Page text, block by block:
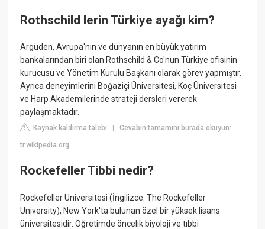
Rothschild lerin Türkiye ayağı kim?
Argüden, Avrupa'nın ve dünyanın en büyük yatırım
bankalarından biri olan Rothschild & Co'nun Türkiye ofisinin
kurucusu ve Yönetim Kurulu Başkanı olarak görev yapmıştır.
Ayrıca deneyimlerini Boğaziçi Üniversitesi, Koç Üniversitesi
ve Harp Akademilerinde strateji dersleri vererek
paylaşmaktadır.
Kaynak kaldırma talebi |Cevabın tamamını burada okuyun:
tr.wikipedia.org
Rockefeller Tibbi nedir?
Rockefeller Üniversitesi (İngilizce: The Rockefeller
University), New York'ta bulunan özel bir yüksek lisans
üniversitesidir. Öğretimde öncelik biyoloji ve tıbbi